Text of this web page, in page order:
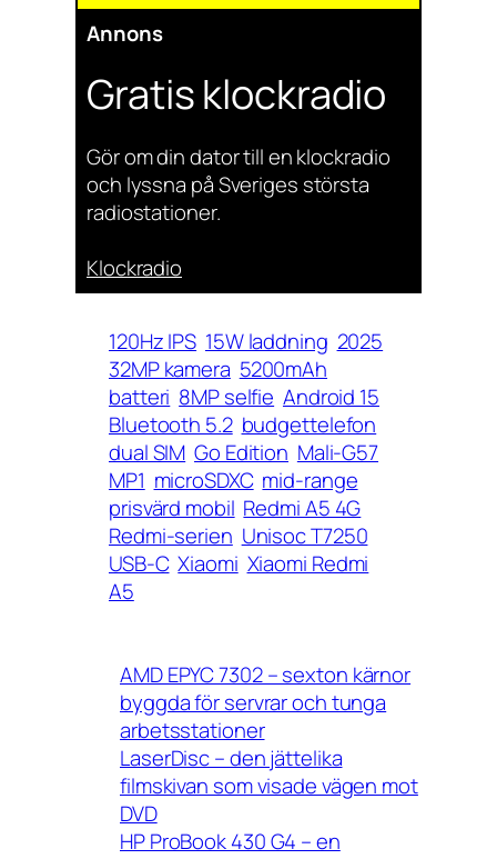
Annons
Gratis klockradio
Gör om din dator till en klockradio
och lyssna på Sveriges största
radiostationer.
Klockradio
120Hz IPS 15W laddning 2025
32MP kamera 5200mAh
batteri 8MP selfie Android 15
Bluetooth 5.2 budgettelefon
dual SIM Go Edition Mali-G57
MP1 microSDXC mid-range
prisvärd mobil Redmi A5 4G
Redmi-serien Unisoc T7250
USB-C Xiaomi Xiaomi Redmi
A5
AMD EPYC 7302 – sexton kärnor
byggda för servrar och tunga
arbetsstationer
LaserDisc – den jättelika
filmskivan som visade vägen mot
DVD
HP ProBook 430 G4 – en